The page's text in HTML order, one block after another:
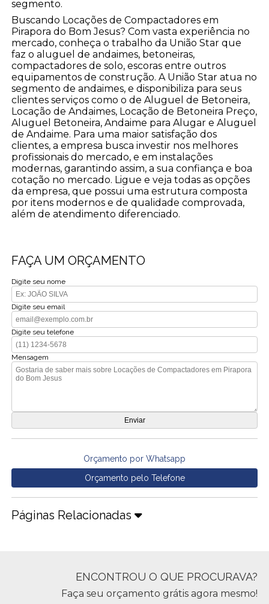
segmento.
Buscando Locações de Compactadores em
Pirapora do Bom Jesus? Com vasta experiência no
mercado, conheça o trabalho da União Star que
faz o aluguel de andaimes, betoneiras,
compactadores de solo, escoras entre outros
equipamentos de construção. A União Star atua no
segmento de andaimes, e disponibiliza para seus
clientes serviços como o de Aluguel de Betoneira,
Locação de Andaimes, Locação de Betoneira Preço,
Aluguel Betoneira, Andaime para Alugar e Aluguel
de Andaime. Para uma maior satisfação dos
clientes, a empresa busca investir nos melhores
profissionais do mercado, e em instalações
modernas, garantindo assim, a sua confiança e boa
cotação no mercado. Ligue e veja todas as opções
da empresa, que possui uma estrutura composta
por itens modernos e de qualidade comprovada,
além de atendimento diferenciado.
FAÇA UM ORÇAMENTO
Digite seu nome
Digite seu email
Digite seu telefone
Mensagem
Orçamento por Whatsapp
Orçamento pelo Telefone
Páginas Relacionadas
ENCONTROU O QUE PROCURAVA?
Faça seu orçamento grátis agora mesmo!